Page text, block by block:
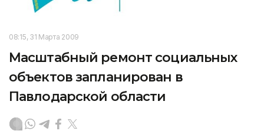
08:15, 31 Марта 2009
Масштабный ремонт социальных
объектов запланирован в
Павлодарской области